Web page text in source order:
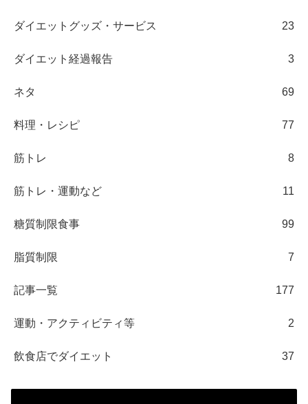
ダイエットグッズ・サービス 23
ダイエット経過報告 3
ネタ 69
料理・レシピ 77
筋トレ 8
筋トレ・運動など 11
糖質制限食事 99
脂質制限 7
記事一覧 177
運動・アクティビティ等 2
飲食店でダイエット 37